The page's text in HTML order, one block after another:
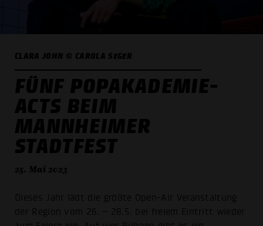
CLARA JOHN © CAROLA SEGER
FÜNF POPAKADEMIE-
ACTS BEIM
MANNHEIMER
STADTFEST
25. Mai 2023
Dieses Jahr lädt die größte Open-Air Veranstaltung
der Region vom 26. – 28.5. bei freiem Eintritt wieder